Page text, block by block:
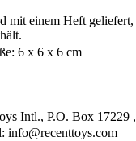
mit einem Heft geliefert,
6 x 6 x 6 cm
Intl., P.O. Box 17229
info@recenttoys.com